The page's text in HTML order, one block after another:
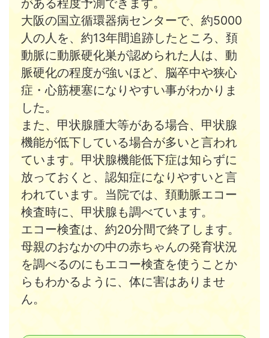
がある程度予測できます。
大阪の国立循環器病センターで、約5000
人の人を、約13年間追跡したところ、頚
動脈に動脈硬化巣が認められた人は、動
脈硬化の程度が強いほど、脳卒中や狭心
症・心筋梗塞になりやすい事がわかりま
した。
また、甲状腺腫大等がある場合、甲状腺
機能が低下している場合が多いと言われ
ています。甲状腺機能低下症は知らずに
放っておくと、認知症になりやすいと言
われています。当院では、頚動脈エコー
検査時に、甲状腺も調べています。
エコー検査は、約20分間で終了します。
母親のおなかの中の赤ちゃんの発育状況
を調べるのにもエコー検査を使うことか
らもわかるように、体に害はありませ
ん。